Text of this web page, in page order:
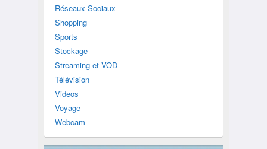
Réseaux Sociaux
Shopping
Sports
Stockage
Streaming et VOD
Télévision
Videos
Voyage
Webcam